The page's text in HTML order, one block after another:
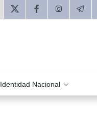
Identidad Nacional